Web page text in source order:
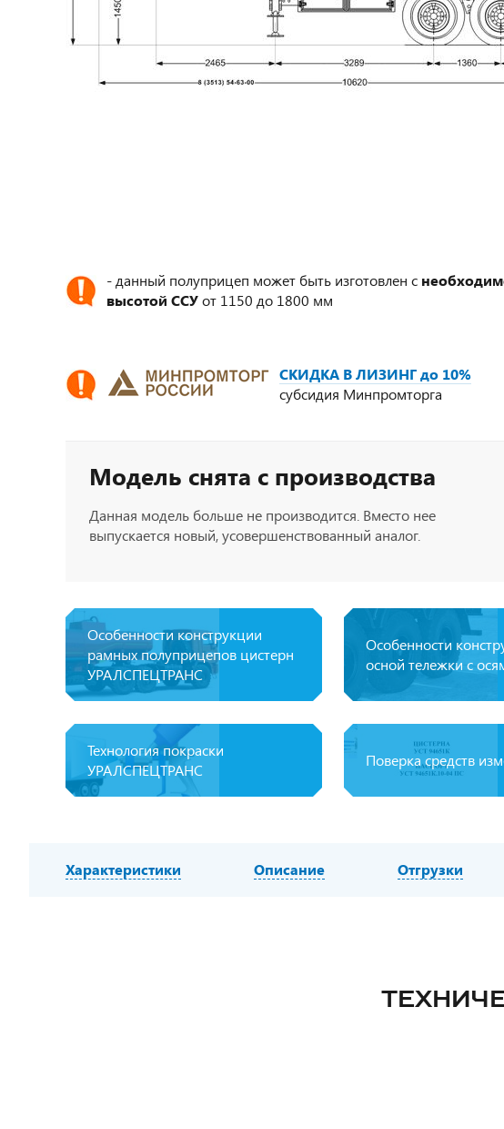
- данный полуприцеп может быть изготовлен с
высотой ССУот 1150 до 1800 мм
СКИДКА В ЛИЗИНГ до 10%
субсидия Минпромторга
Модель снята с производства
Данная модель больше не производится. Вместо нее
выпускается новый, усовершенствованный аналог.
Особенности конструкции
рамных полуприцепов цистерн
УРАЛСПЕЦТРАНС
Особенности
осной тележки с
Технология покраски
УРАЛСПЕЦТРАНС
Поверка средств
Характеристики Описание Отгрузки